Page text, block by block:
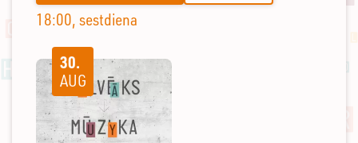
18:00, sestdiena
30.
AUG